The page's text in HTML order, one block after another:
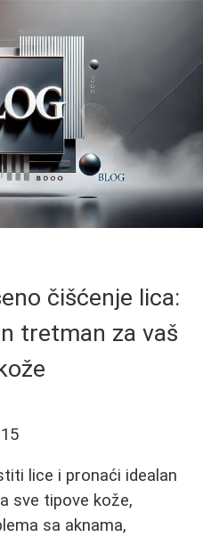
čišćenje lica:
tretman za vaš
lice i pronaći idealan
sve tipove kože,
sa aknama,